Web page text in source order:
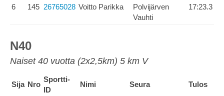
6 145 26765028 Voitto Parikka
Polvijärven
Vauhti
17:23.3
N40
Naiset 40 vuotta (2x2,5km) 5 km V
Sija Nro
Sportti-
ID
Nimi Seura Tulos